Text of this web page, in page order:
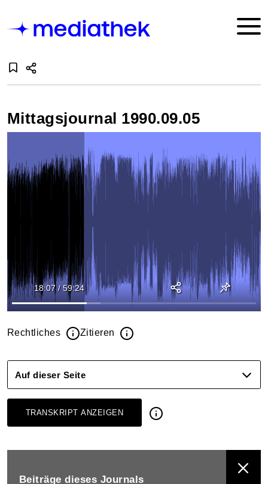
Mittagsjournal 1990.09.05
18:07 / 59:24
Rechtliches Zitieren
Auf dieser Seite
TRANSKRIPT ANZEIGEN
Beiträge dieses Journals